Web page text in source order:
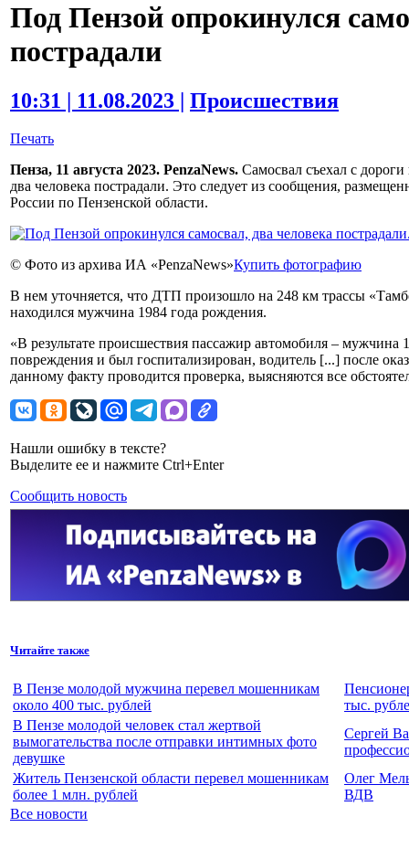
Под Пензой опрокинулся
пострадали
10:31 | 11.08.2023 | Происшествия
Печать
Пенза, 11 августа 2023. PenzaNews. Самосвал съехал с
два человека пострадали. Это следует из сообщения,
России по Пензенской области.
© Фото из архива ИА «PenzaNews»Купить фотографию
В нем уточняется, что ДТП произошло на 248 км трассы
находился мужчина 1984 года рождения.
«В результате происшествия пассажир автомобиля – мужчина
повреждения и был госпитализирован, водитель [...] после
данному факту проводится проверка, выясняются все
Нашли ошибку в тексте?
Выделите ее и нажмите Ctrl+Enter
Сообщить новость
Читайте также
В Пензе молодой мужчина перевел мошенникам
около 400 тыс. рублей
тыс.
В Пензе молодой человек стал жертвой
вымогательства после отправки интимных фото
девушке
Сергей
Житель Пензенской области перевел мошенникам
более 1 млн. рублей
Олег
ВДВ
Все новости